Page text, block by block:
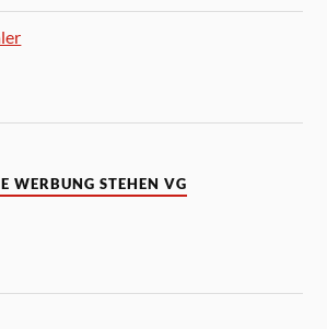
WERBUNG STEHEN VG